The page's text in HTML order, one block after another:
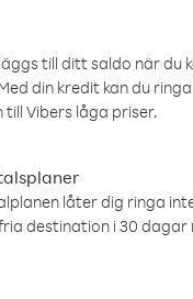
till ditt saldo när du
din kredit kan du
till Vibers låga priser.
låter dig ringa
destination i 30 dagar